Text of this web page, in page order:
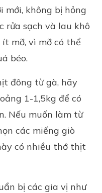
không bị hỏng
rửa sạch và lau khô
mỡ, vì mỡ có thể
béo.
đông từ gà, hãy
1-1,5kg để có
Nếu muốn làm từ
các miếng giò
có nhiều thớ thịt
bị các gia vị như